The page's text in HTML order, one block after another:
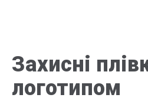
Захисні
логотипом